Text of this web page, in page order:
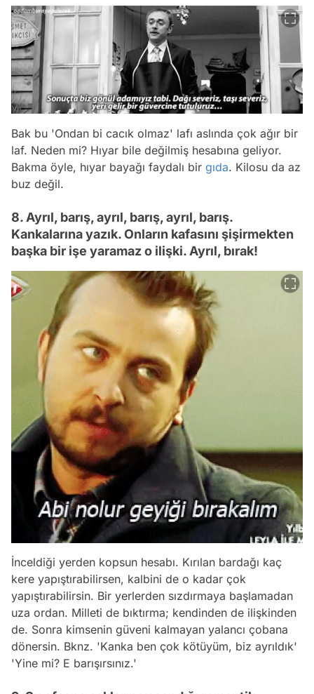
Bak bu 'Ondan bi cacık olmaz' lafı aslında çok ağır bir
laf. Neden mi? Hıyar bile değilmiş hesabına geliyor.
Bakma öyle, hıyar bayağı faydalı bir gıda. Kilosu da az
buz değil.
8. Ayrıl, barış, ayrıl, barış, ayrıl, barış.
Kankalarına yazık. Onların kafasını şişirmekten
başka bir işe yaramaz o ilişki. Ayrıl, bırak!
İnceldiği yerden kopsun hesabı. Kırılan bardağı kaç
kere yapıştırabilirsen, kalbini de o kadar çok
yapıştırabilirsin. Bir yerlerden sızdırmaya başlamadan
uza ordan. Milleti de bıktırma; kendinden de ilişkinden
de. Sonra kimsenin güveni kalmayan yalancı çobana
dönersin. Bknz. 'Kanka ben çok kötüyüm, biz ayrıldık'
'Yine mi? E barışırsınız.'